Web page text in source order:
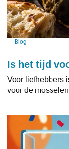
Blog
Is het tijd
Voor liefhebbers
voor de